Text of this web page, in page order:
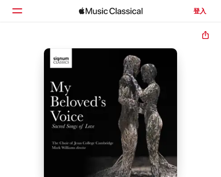
登入
首頁